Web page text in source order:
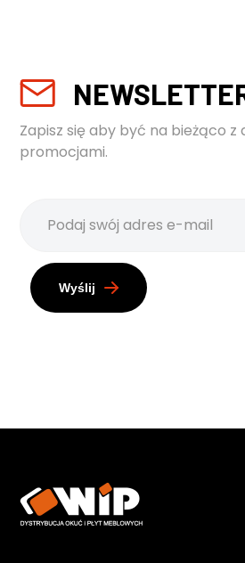
Zapisz się aby być na bieżąco z
promocjami.
Wyślij